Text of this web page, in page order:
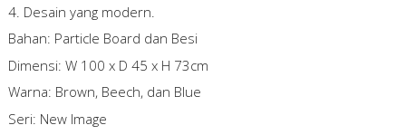
4. Desain yang modern.
Bahan: Particle Board dan Besi
Dimensi: W 100 x D 45 x H 73cm
Warna: Brown, Beech, dan Blue
Seri: New Image